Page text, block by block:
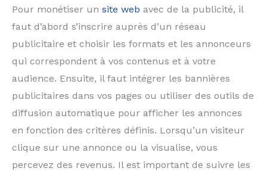
Pour monétiser un site web avec de la publicité, il
faut d’abord s’inscrire auprès d’un réseau
publicitaire et choisir les formats et les annonceurs
qui correspondent à vos contenus et à votre
audience. Ensuite, il faut intégrer les bannières
publicitaires dans vos pages ou utiliser des outils de
diffusion automatique pour afficher les annonces
en fonction des critères définis. Lorsqu’un visiteur
clique sur une annonce ou la visualise, vous
percevez des revenus. Il est important de suivre les